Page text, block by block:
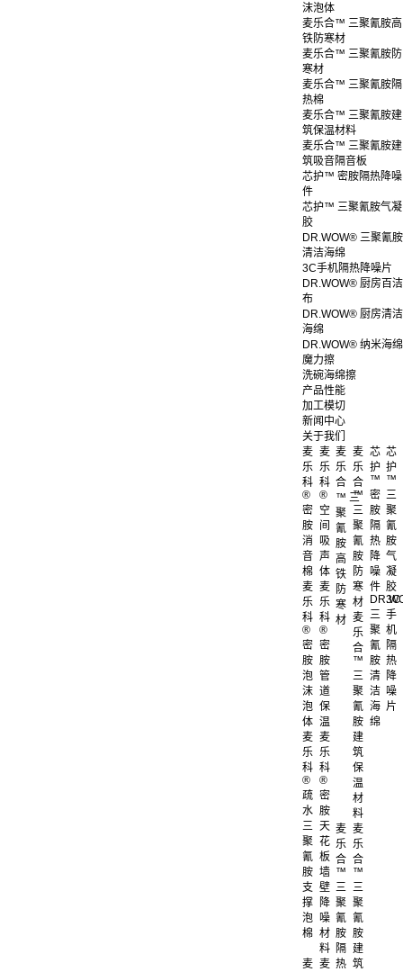
沫泡体
麦乐合™ 三聚氰胺高
铁防寒材
麦乐合™ 三聚氰胺防
寒材
麦乐合™ 三聚氰胺隔
热棉
麦乐合™ 三聚氰胺建
筑保温材料
麦乐合™ 三聚氰胺建
筑吸音隔音板
芯护™ 密胺隔热降噪
件
芯护™ 三聚氰胺气凝
胶
DR.WOW® 三聚氰胺
清洁海绵
3C手机隔热降噪片
DR.WOW® 厨房百洁
布
DR.WOW® 厨房清洁
海绵
DR.WOW® 纳米海绵
魔力擦
洗碗海绵擦
产品性能
加工模切
新闻中心
关于我们
麦
乐
科
®
密
胺
消
音
棉
麦
乐
科
®
空
间
吸
声
体
麦
乐
科
®
密
胺
泡
沫
泡
体
麦
乐
科
®
密
胺
管
道
保
温
麦
乐
科
®
疏
水
三
聚
氰
胺
支
撑
泡
棉
麦
乐
科
®
密
胺
天
花
板
墙
壁
降
噪
材
料
麦 麦
麦
乐
合
™ 三
聚
氰
胺
高
铁
防
寒
材
麦
乐
合
™
三
聚
氰
胺
防
寒
材
麦
乐
合
™
三
聚
氰
胺
建
筑
保
温
材
料
麦
乐
合
™
三
聚
氰
胺
隔
热
麦
乐
合
™
三
聚
氰
胺
建
筑
芯
护
™
密
胺
隔
热
降
噪
件
芯
护
™
三
聚
氰
胺
气
凝
胶
三
聚
氰
胺
清
洁
海
绵
3C
手
机
隔
热
降
噪
片